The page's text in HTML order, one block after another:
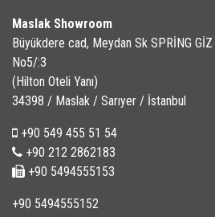
Maslak Showroom
Büyükdere cad, Meydan Sk SPRİNG
No5/:3
(Hilton Oteli Yanı)
34398 / Maslak / Sarıyer / İstanbul
+90 549 455 51 54
+90 212 2862183
+90 5494555153
+90 5494555152